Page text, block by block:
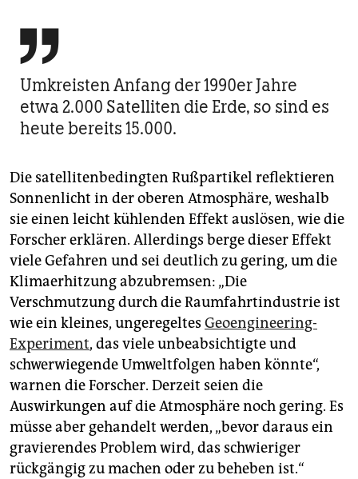

Umkreisten Anfang der 1990er Jahre
etwa 2.000 Satelliten die Erde, so sind es
heute bereits 15.000.
Die satellitenbedingten Rußpartikel reflektieren
Sonnenlicht in der oberen Atmosphäre, weshalb
sie einen leicht kühlenden Effekt auslösen, wie die
Forscher erklären. Allerdings berge dieser Effekt
viele Gefahren und sei deutlich zu gering, um die
Klimaerhitzung abzubremsen: „Die
Verschmutzung durch die Raumfahrtindustrie ist
wie ein kleines, ungeregeltes Geoengineering-
Experiment, das viele unbeabsichtigte und
schwerwiegende Umweltfolgen haben könnte“,
warnen die Forscher. Derzeit seien die
Auswirkungen auf die Atmosphäre noch gering. Es
müsse aber gehandelt werden, „bevor daraus ein
gravierendes Problem wird, das schwieriger
rückgängig zu machen oder zu beheben ist.“